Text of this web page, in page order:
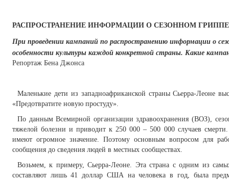
РАСПРОСТРАНЕНИЕ ИНФОРМАЦИИ О СЕЗОННОМ ГРИППЕ
При проведении кампаний по распространению информации о
особенности культуры каждой конкретной страны. Какие
Репортаж Бена Джонса
Маленькие дети из западноафриканской страны Сьерра-Леоне
«Предотвратите новую простуду».
По данным Всемирной организации здравоохранения (ВОЗ),
тяжелой болезни и приводит к 250 000 – 500 000 случаев
имеют огромное значение. Поэтому основным вопросом для
сообщения до сведения людей в местных сообществах.
Возьмем, к примеру, Сьерра-Леоне. Эта страна с одним из
составляют лишь 41 доллар США на человека в год, была